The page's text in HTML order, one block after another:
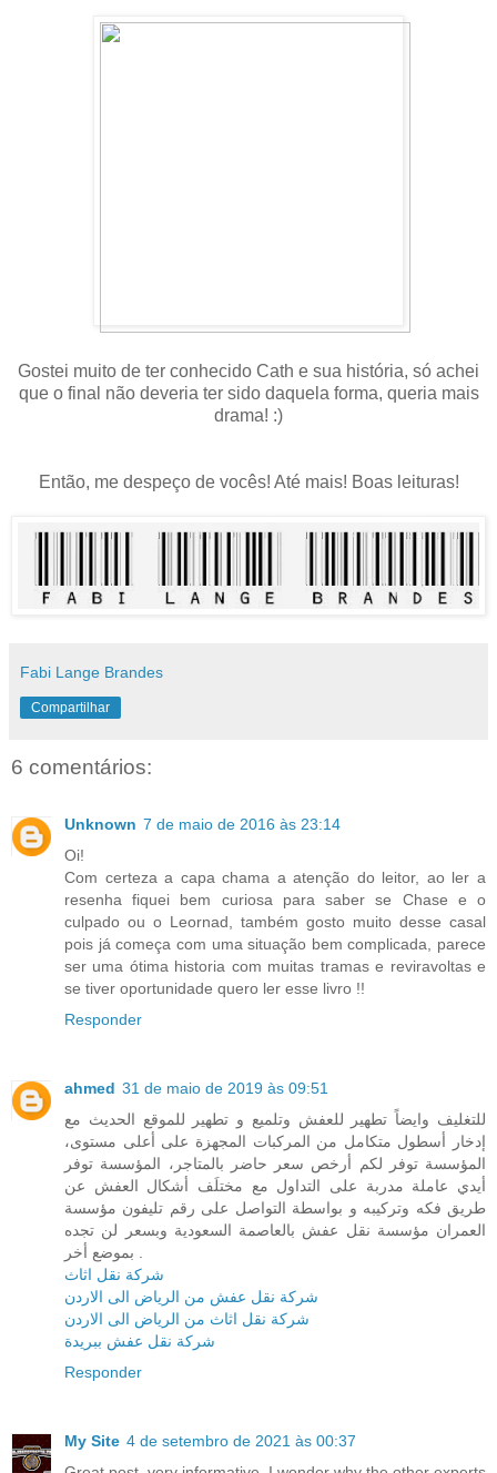
Gostei muito de ter conhecido Cath e sua história, só achei
que o final não deveria ter sido daquela forma, queria mais
drama! :)
Então, me despeço de vocês! Até mais! Boas leituras!
Fabi Lange Brandes
Compartilhar
6 comentários:
Unknown 7 de maio de 2016 às 23:14
Oi!
Com certeza a capa chama a atenção do leitor, ao ler a
resenha fiquei bem curiosa para saber se Chase e o
culpado ou o Leornad, também gosto muito desse casal
pois já começa com uma situação bem complicada, parece
ser uma ótima historia com muitas tramas e reviravoltas e
se tiver oportunidade quero ler esse livro !!
Responder
ahmed 31 de maio de 2019 às 09:51
للتغليف وايضاً تطهير للعفش وتلميع و تطهير للموقع الحديث مع
إدخار أسطول متكامل من المركبات المجهزة على أعلى مستوى،
المؤسسة توفر لكم أرخص سعر حاضر بالمتاجر، المؤسسة توفر
أيدي عاملة مدربة على التداول مع مختلَف أشكال العفش عن
طريق فكه وتركيبه و بواسطة التواصل على رقم تليفون مؤسسة
العمران مؤسسة نقل عفش بالعاصمة السعودية وبسعر لن تجده
شركة نقل اثاث
شركة نقل عفش من الرياض الى الاردن
شركة نقل اثاث من الرياض الى الاردن
شركة نقل عفش ببريدة
Responder
My Site 4 de setembro de 2021 às 00:37